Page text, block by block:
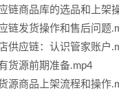
链商品库的选品和上架
链发货操作和售后问题
供应链：认识管家账户
货源前期准备.mp4
源商品上架流程和操作